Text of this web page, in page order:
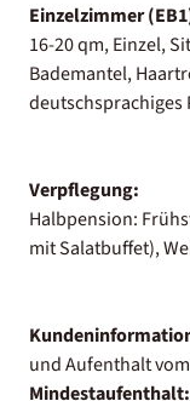
Einzelzimmer
16-20 qm, Einzel,
Bademantel,
deutschsprachiges
Verpflegung:
Halbpension:
mit Salatbuffet),
und Aufenthalt
Mindestaufenthalt: